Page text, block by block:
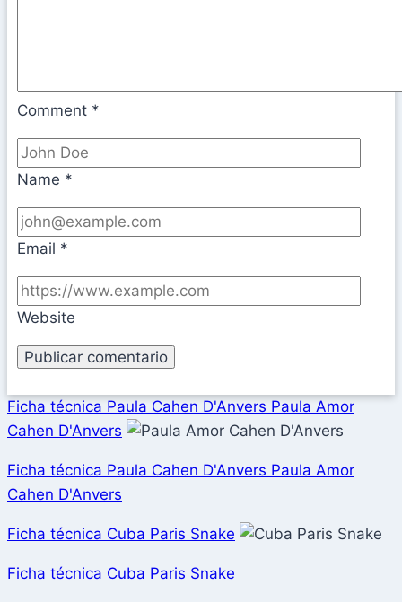
Comment *
Name *
Email *
Website
Ficha técnica Paula Cahen D'Anvers Paula Amor
Cahen D'Anvers
Ficha técnica Paula Cahen D'Anvers Paula Amor
Cahen D'Anvers
Ficha técnica Cuba Paris Snake
Ficha técnica Cuba Paris Snake